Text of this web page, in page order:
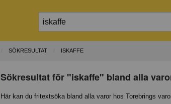
SÖKRESULTAT ISKAFFE
Sökresultat för "iskaffe" bland alla
Här kan du fritextsöka bland alla varor hos Torebrings